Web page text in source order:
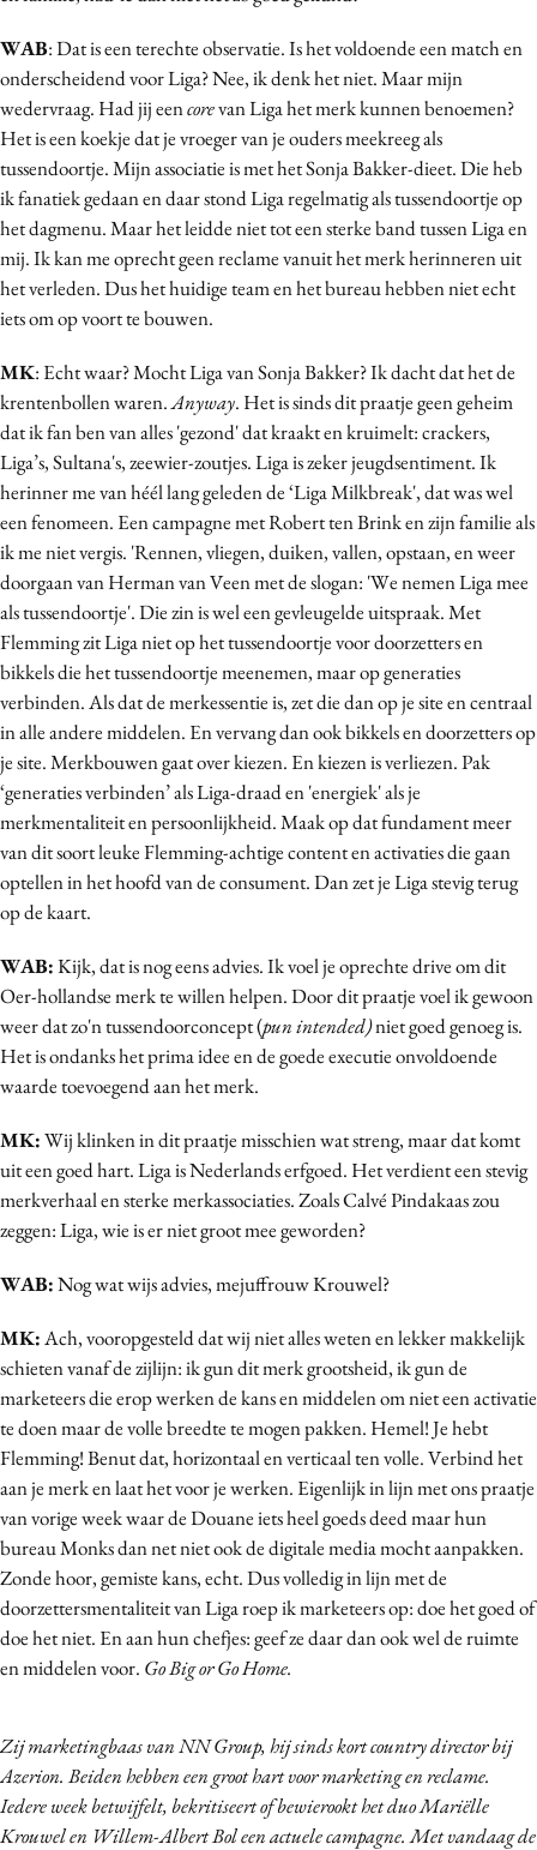
WAB: Dat is een terechte observatie. Is het voldoende een match en
onderscheidend voor Liga? Nee, ik denk het niet. Maar mijn
wedervraag. Had jij eencorevan Liga het merk kunnen benoemen?
Het is een koekje dat je vroeger van je ouders meekreeg als
tussendoortje. Mijn associatie is met het Sonja Bakker-dieet. Die heb
ik fanatiek gedaan en daar stond Liga regelmatig als tussendoortje op
het dagmenu. Maar het leidde niet tot een sterke band tussen Liga en
mij. Ik kan me oprecht geen reclame vanuit het merk herinneren uit
het verleden. Dus het huidige team en het bureau hebben niet echt
iets om op voort te bouwen.
MK: Echt waar? Mocht Liga van Sonja Bakker? Ik dacht dat het de
krentenbollen waren.Anyway. Het is sinds dit praatje geen geheim
dat ik fan ben van alles 'gezond' dat kraakt en kruimelt: crackers,
Liga’s, Sultana's, zeewier-zoutjes. Liga is zeker jeugdsentiment. Ik
herinner me van héél lang geleden de ‘Liga Milkbreak', dat was wel
een fenomeen. Een campagne met Robert ten Brink en zijn familie als
ik me niet vergis. 'Rennen, vliegen, duiken, vallen, opstaan, en weer
doorgaan van Herman van Veen met de slogan: 'We nemen Liga mee
als tussendoortje'. Die zin is wel een gevleugelde uitspraak. Met
Flemming zit Liga niet op het tussendoortje voor doorzetters en
bikkels die het tussendoortje meenemen, maar op generaties
verbinden. Als dat de merkessentie is, zet die dan op je site en centraal
in alle andere middelen. En vervang dan ook bikkels en doorzetters op
je site. Merkbouwen gaat over kiezen. En kiezen is verliezen. Pak
‘generaties verbinden’ als Liga-draad en 'energiek' als je
merkmentaliteit en persoonlijkheid. Maak op dat fundament meer
van dit soort leuke Flemming-achtige content en activaties die gaan
optellen in het hoofd van de consument. Dan zet je Liga stevig terug
op de kaart.
WAB:Kijk, dat is nog eens advies. Ik voel je oprechte drive om dit
Oer-hollandse merk te willen helpen. Door dit praatje voel ik gewoon
weer dat zo'n tussendoorconcept (pun intended)niet goed genoeg is.
Het is ondanks het prima idee en de goede executie onvoldoende
waarde toevoegend aan het merk.
MK:Wij klinken in dit praatje misschien wat streng, maar dat komt
uit een goed hart. Liga is Nederlands erfgoed. Het verdient een stevig
merkverhaal en sterke merkassociaties. Zoals Calvé Pindakaas zou
zeggen: Liga, wie is er niet groot mee geworden?
WAB:Nog wat wijs advies, mejuffrouw Krouwel?
MK:Ach, vooropgesteld dat wij niet alles weten en lekker makkelijk
schieten vanaf de zijlijn: ik gun dit merk grootsheid, ik gun de
marketeers die erop werken de kans en middelen om niet een activatie
te doen maar de volle breedte te mogen pakken. Hemel! Je hebt
Flemming! Benut dat, horizontaal en verticaal ten volle. Verbind het
aan je merk en laat het voor je werken. Eigenlijk in lijn met ons praatje
van vorige week waar de Douane iets heel goeds deed maar hun
bureau Monks dan net niet ook de digitale media mocht aanpakken.
Zonde hoor, gemiste kans, echt. Dus volledig in lijn met de
doorzettersmentaliteit van Liga roep ik marketeers op: doe het goed of
doe het niet. En aan hun chefjes: geef ze daar dan ook wel de ruimte
en middelen voor. Go Big or Go Home.
Zij marketingbaas van NN Group, hij sinds kort country director bij
Azerion. Beiden hebben een groot hart voor marketing en reclame.
Iedere week betwijfelt, bekritiseert of bewierookt het duo Mariëlle
Krouwel en Willem-Albert Bol een actuele campagne. Met vandaag de